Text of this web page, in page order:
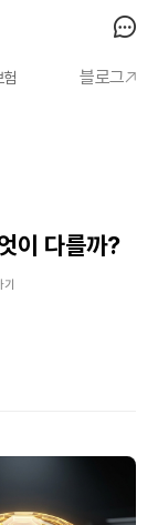
험 블로그
이 다를까?
기